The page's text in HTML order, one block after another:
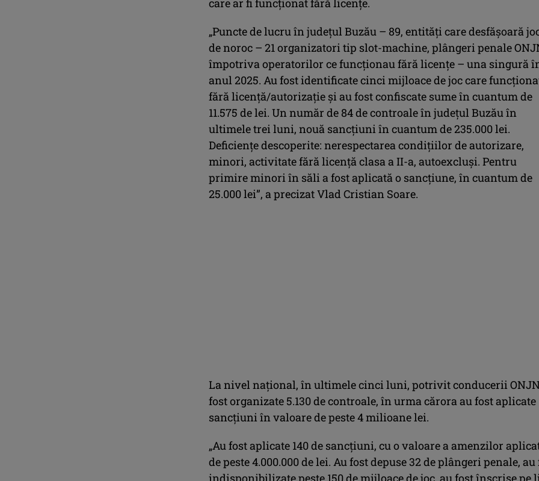
„Puncte de lucru în judeţul Buzău – 89, entităţi care desfăşoară
de noroc – 21 organizatori tip slot-machine, plângeri penale
împotriva operatorilor ce funcţionau fără licenţe – una singură
anul 2025. Au fost identificate cinci mijloace de joc care
fără licenţă/autorizaţie şi au fost confiscate sume în cuantum de
11.575 de lei. Un număr de 84 de controale în judeţul Buzău în
ultimele trei luni, nouă sancţiuni în cuantum de 235.000 lei.
Deficienţe descoperite: nerespectarea condiţiilor de autorizare,
minori, activitate fără licenţă clasa a II-a, autoexcluşi. Pentru
primire minori în săli a fost aplicată o sancţiune, în cuantum de
25.000 lei”, a precizat Vlad Cristian Soare.
La nivel naţional, în ultimele cinci luni, potrivit conducerii
fost organizate 5.130 de controale, în urma cărora au fost aplicate
sancţiuni în valoare de peste 4 milioane lei.
„Au fost aplicate 140 de sancţiuni, cu o valoare a amenzilor
de peste 4.000.000 de lei. Au fost depuse 32 de plângeri penale, au
indisponibilizate peste 150 de mijloace de joc, au fost înscrise pe